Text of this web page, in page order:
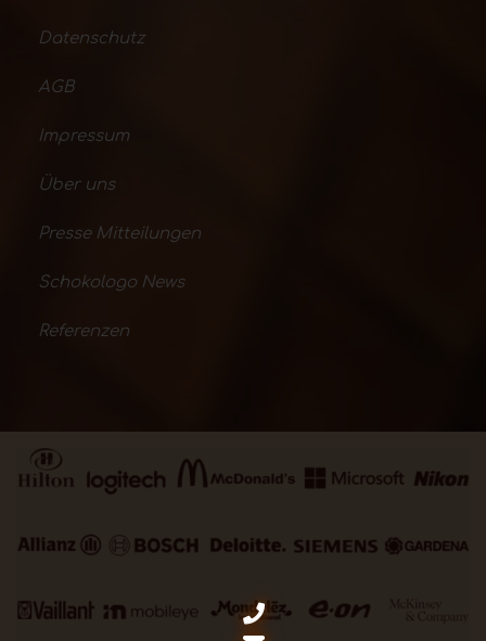
Datenschutz
AGB
Impressum
Über uns
Presse Mitteilungen
Schokologo News
Referenzen